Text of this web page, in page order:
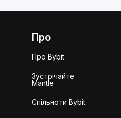
Про
Про Bybit
Зустрічайте
Mantle
Спільноти Bybit